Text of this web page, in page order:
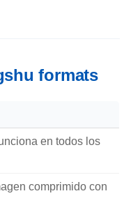
formats
en todos los
comprimido con